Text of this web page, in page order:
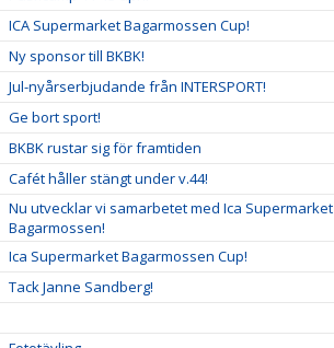
ICA Supermarket Bagarmossen Cup!
Ny sponsor till BKBK!
Jul-nyårserbjudande från INTERSPORT!
Ge bort sport!
BKBK rustar sig för framtiden
Cafét håller stängt under v.44!
Nu utvecklar vi samarbetet med Ica Supermarket
Bagarmossen!
Ica Supermarket Bagarmossen Cup!
Tack Janne Sandberg!